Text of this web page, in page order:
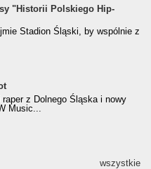
Polskiego Hip-
"Historii Polskiego Hip-
Stadion Śląski, by wspólnie z
raper z Dolnego Śląska i nowy
Music...
wszystkie